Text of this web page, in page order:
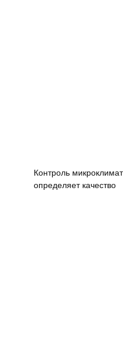
Контроль
определяет качество